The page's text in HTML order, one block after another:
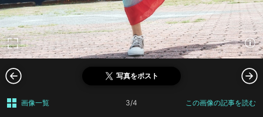
写真をポスト
画像一覧 3/4 この画像の記事を読む